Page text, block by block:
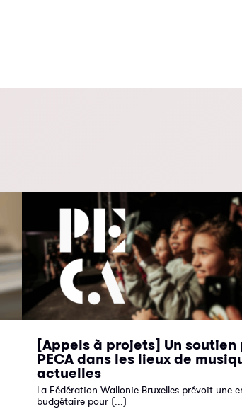
[Appels à projets] Un soutien
PECA dans les lieux de
actuelles
La Fédération Wallonie-Bruxelles prévoit une
budgétaire pour (...)